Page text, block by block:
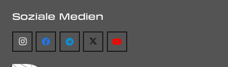
Soziale Medien